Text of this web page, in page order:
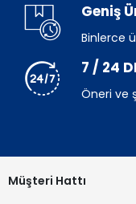
Geniş
Binlerce
7 / 24
Öneri ve
Müşteri Hattı